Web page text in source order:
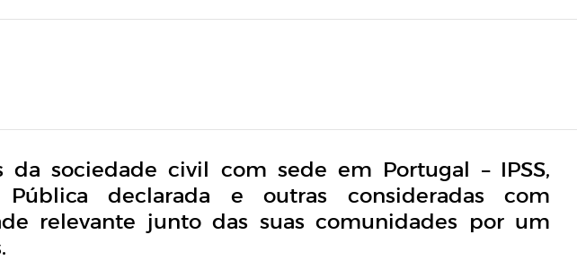
da sociedade civil com sede em Portugal – IPSS,
declarada e outras consideradas com
relevante junto das suas comunidades por um